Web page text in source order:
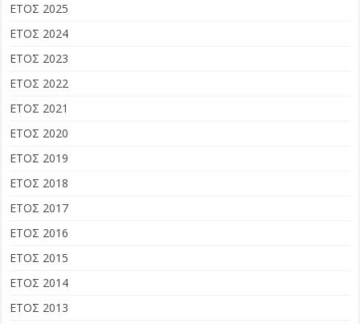
ΕΤΟΣ 2025
ΕΤΟΣ 2024
ΕΤΟΣ 2023
ΕΤΟΣ 2022
ΕΤΟΣ 2021
ΕΤΟΣ 2020
ΕΤΟΣ 2019
ΕΤΟΣ 2018
ΕΤΟΣ 2017
ΕΤΟΣ 2016
ΕΤΟΣ 2015
ΕΤΟΣ 2014
ΕΤΟΣ 2013